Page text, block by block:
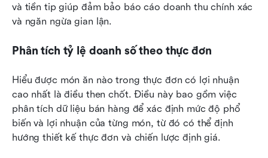
và tiền tip giúp đảm bảo báo cáo doanh thu chính xác
và ngăn ngừa gian lận.
Phân tích tỷ lệ doanh số theo thực đơn
Hiểu được món ăn nào trong thực đơn có lợi nhuận
cao nhất là điều then chốt. Điều này bao gồm việc
phân tích dữ liệu bán hàng để xác định mức độ phổ
biến và lợi nhuận của từng món, từ đó có thể định
hướng thiết kế thực đơn và chiến lược định giá.